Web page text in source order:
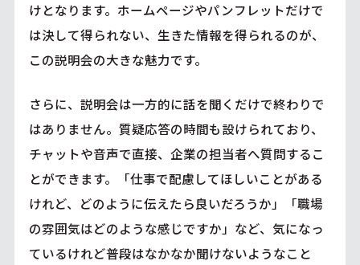
けとなります。ホームページやパンフレットだけで
は決して得られない、生きた情報を得られるのが、
この説明会の大きな魅力です。
さらに、説明会は一方的に話を聞くだけで終わりで
はありません。質疑応答の時間も設けられており、
チャットや音声で直接、企業の担当者へ質問するこ
とができます。「仕事で配慮してほしいことがある
けれど、どのように伝えたら良いだろうか」「職場
の雰囲気はどのような感じですか」など、気になっ
ているけれど普段はなかなか聞けないようなこと